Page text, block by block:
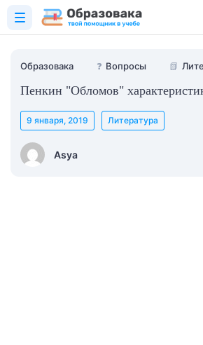
Образовака ❓ Вопросы 📗
Пенкин "Обломов"
Asya
9 января, 2019 Литература